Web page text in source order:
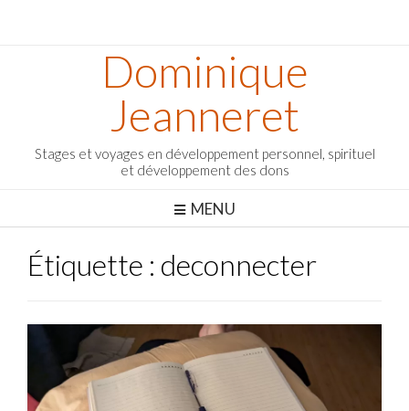
Dominique
Jeanneret
Stages et voyages en développement personnel, spirituel
et développement des dons
MENU
Étiquette : deconnecter